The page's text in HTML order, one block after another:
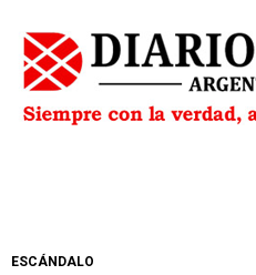
ESCÁNDALO